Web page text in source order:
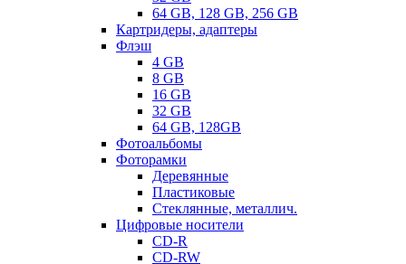
64 GB, 128 GB, 256 GB
Картридеры, адаптеры
Флэш
4 GB
8 GB
16 GB
32 GB
64 GB, 128GB
Фотоальбомы
Фоторамки
Деревянные
Пластиковые
Стеклянные, металлич.
Цифровые носители
CD-R
CD-RW